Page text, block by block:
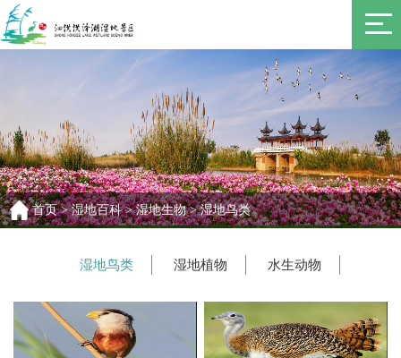
首页>湿地百科>湿地生物>湿地鸟类
湿地鸟类 湿地植物 水生动物